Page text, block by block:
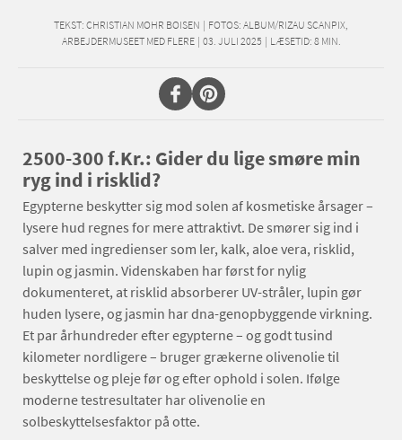
TEKST: CHRISTIAN MOHR BOISEN | FOTOS: ALBUM/RIZAU SCANPIX,
ARBEJDERMUSEET MED FLERE | 03. JULI 2025 | LÆSETID: 8 MIN.
2500-300 f.Kr.: Gider du lige smøre min
ryg ind i risklid?
Egypterne beskytter sig mod solen af kosmetiske årsager –
lysere hud regnes for mere attraktivt. De smører sig ind i
salver med ingredienser som ler, kalk, aloe vera, risklid,
lupin og jasmin. Videnskaben har først for nylig
dokumenteret, at risklid absorberer UV-stråler, lupin gør
huden lysere, og jasmin har dna-genopbyggende virkning.
Et par århundreder efter egypterne – og godt tusind
kilometer nordligere – bruger grækerne olivenolie til
beskyttelse og pleje før og efter ophold i solen. Ifølge
moderne testresultater har olivenolie en
solbeskyttelsesfaktor på otte.